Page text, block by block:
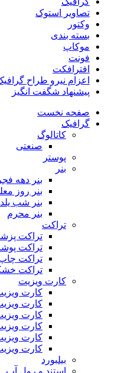
تصاویر استوک
وکتور
بسته بندی
موکاپ
فونت
افترافکت
اعزام نیرو طراح
پیشنهاد شگفت انگیز
صفحه نخست
گرافیک
کاتالوگ
صنعتی
پوستر
بنر
بنر دهه فجر
بنر روز
بنر شب یلدا
بنر محرم
تراکت
تراکت
تراکت
تراکت چاپ
تراکت
کارت ویزیت
کارت
کارت
کارت
کارت
کارت
کارت
بیلبورد
استند و رول آپ